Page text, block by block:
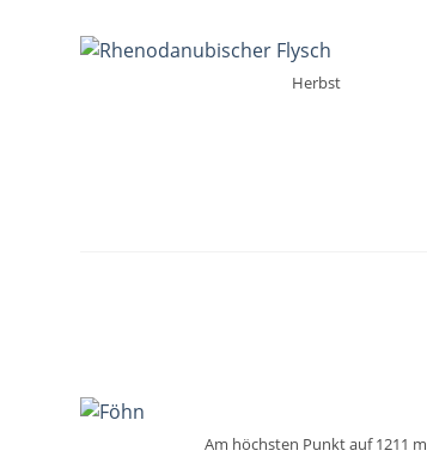
Herbst
Am höchsten Punkt auf 1211 m